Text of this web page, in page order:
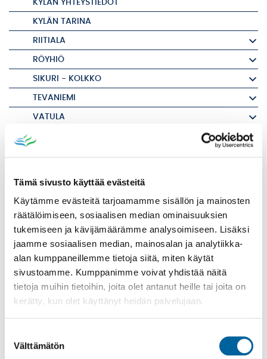
Tämä sivusto käyttää evästeitä
Käytämme evästeitä tarjoamamme sisällön ja mainosten
räätälöimiseen, sosiaalisen median ominaisuuksien
tukemiseen ja kävijämäärämme analysoimiseen. Lisäksi
jaamme sosiaalisen median, mainosalan ja analytiikka-
alan kumppaneillemme tietoja siitä, miten käytät
sivustoamme. Kumppanimme voivat yhdistää näitä
tietoja muihin tietoihin, joita olet antanut heille tai joita on
kerätty, kun olet käyttänyt heidän palvelujaan.
valinta
Välttämätön
KYLÄN YHTEYSTIEDOT
KYLÄN TARINA
RIITIALA
RÖYHIÖ
SIKURI - KOLKKO
TEVANIEMI
VATULA
KIINTEISTÖVEROSELVITYS
RAKENTAMISEN LUVAT
VUOKRA-ASUNNOT
KARTAT JA PAIKKATIETO
KAUPUNKISUUNNITTELU
KIINTEISTÖT
KAUPUNKIYMPÄRISTÖ JA LIIKENNE
RUOKA- JA SIIVOUSPALVELUT